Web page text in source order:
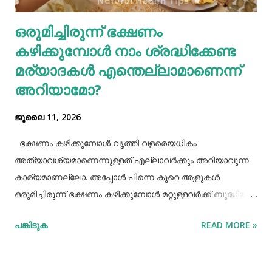
ശരീരത്തിന് വലിയ ബുദ്ധിമുട്ടുകളാണ് ഉണ്ടാക്കുക.
പുകവലിയും മദ്യപാനവും ശരീരത്തിന് മാരകരോഗങ്ങൾ മാ...
ഒരുമിച്ചിരുന്ന് ഭക്ഷണം
കഴിക്കുമ്പോൾ നാം ശ്രദ്ധിക്കേണ്ട
മര്യാദകൾ എന്തെല്ലാമാണെന്ന്
അറിയാമോ?
ജൂലൈ 11, 2026
ഭക്ഷണം കഴിക്കുമ്പോൾ വൃത്തി വളരെയധികം
അത്യാവശ്യമാണെന്നുള്ളത് എല്ലാവർക്കും അറിയാവുന്ന
കാര്യമാണല്ലോ. അപ്പോൾ പിന്നെ കുറെ ആളുകൾ
ഒരുമിച്ചിരുന്ന് ഭക്ഷണം കഴിക്കുമ്പോൾ മറ്റുള്ളവർക്ക് ബുദ്ധിമുട്ട്
ശ്രദ്ധിക്കേണ്ട ചില കാര്യങ്ങളുണ്ട്. ആദ്യമായി നമ്മൾ
പങ്കിടുക READ MORE »